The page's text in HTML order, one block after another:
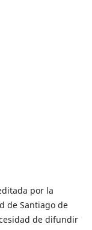
por la
de Santiago de
de difundir